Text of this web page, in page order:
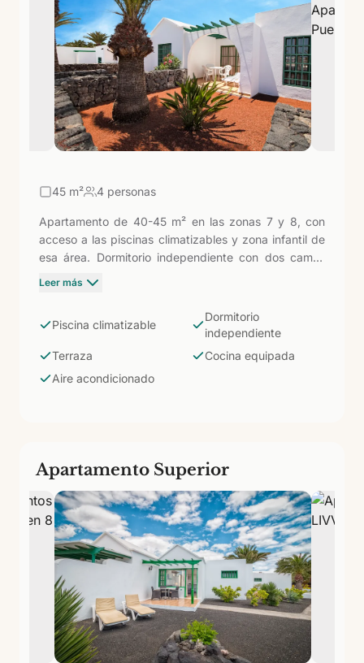
45 m² 4 personas
Apartamento de 40-45 m² en las zonas 7 y 8, con
acceso a las piscinas climatizables y zona infantil de
esa área. Dormitorio independiente con dos camas
individuales, aire acondicionado gratuito, terraza,
directa para parejas o familias que quieren libertad
de horarios a 100 metros de la playa de Puerto del
Leer más
Piscina climatizable
Dormitorio
independiente
Terraza
Cocina equipada
Aire acondicionado
Apartamento Superior